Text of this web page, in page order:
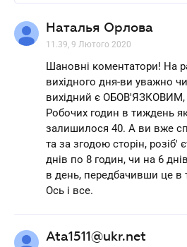
Наталья Орлова
11.39, 9 Лютого 2020
Шановні коментатори! На
вихідного дня-ви уважно
вихідний є ОБОВ'ЯЗКОВИМ,
Робочих годин в тиждень
залишилося 40. А ви вже
та за згодою сторін, розіб'
днів по 8 годин, чи на 6
в день, передбачивши це в
Ось і все.
Ata1511@ukr.net